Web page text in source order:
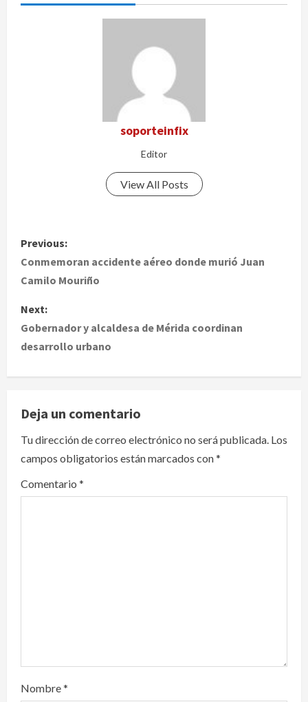
soporteinfix
Editor
View All Posts
P
o
t
n
a
v
i
g
a
Previous:
Conmemoran accidente aéreo donde murió Juan
Camilo Mouriño
Next:
Gobernador y alcaldesa de Mérida coordinan
desarrollo urbano
Deja un comentario
Tu dirección de correo electrónico no será publicada. Los
campos obligatorios están marcados con*
Comentario *
Nombre*